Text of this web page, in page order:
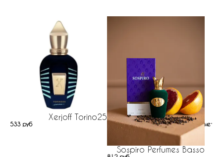
Xerjoff Torino25
533 руб
Sospiro Perfumes Basso
нет